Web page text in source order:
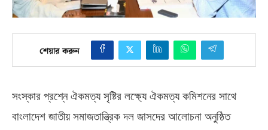
শেয়ার করুন
সংস্কার প্রশ্নে ঐকমত্য সৃষ্টির লক্ষ্যে ঐকমত্য কমিশনের সাথে
বাংলাদেশ জাতীয় সমাজতান্ত্রিক দল জাসদের আলোচনা অনুষ্ঠিত